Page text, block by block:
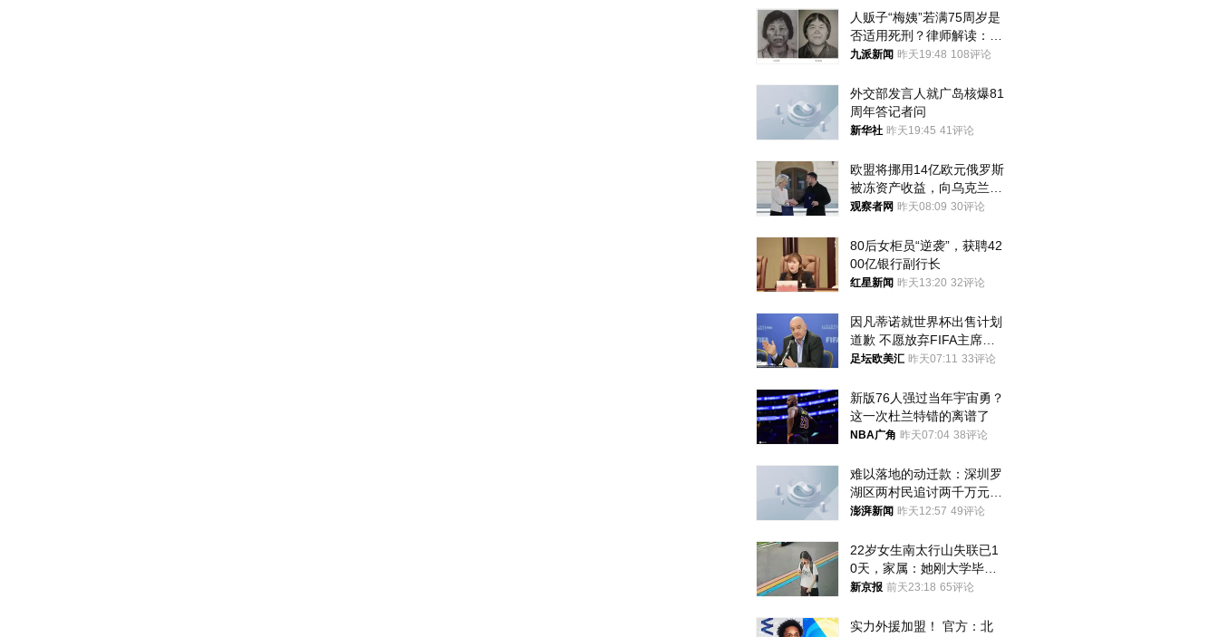
人贩子“梅姨”若满75周岁是
否适用死刑？律师解读：很
大概率不会被判处死刑
九派新闻 昨天19:48 108评论
外交部发言人就广岛核爆81
周年答记者问
新华社 昨天19:45 41评论
欧盟将挪用14亿欧元俄罗斯
被冻资产收益，向乌克兰提
供援助
观察者网 昨天08:09 30评论
80后女柜员“逆袭”，获聘42
00亿银行副行长
红星新闻 昨天13:20 32评论
因凡蒂诺就世界杯出售计划
道歉 不愿放弃FIFA主席职
位
足坛欧美汇 昨天07:11 33评论
新版76人强过当年宇宙勇？
这一次杜兰特错的离谱了
NBA广角 昨天07:04 38评论
难以落地的动迁款：深圳罗
湖区两村民追讨两千万元动
迁款八年未果
澎湃新闻 昨天12:57 49评论
22岁女生南太行山失联已1
0天，家属：她刚大学毕业
想到山里旅行
新京报 前天23:18 65评论
实力外援加盟！ 官方：北